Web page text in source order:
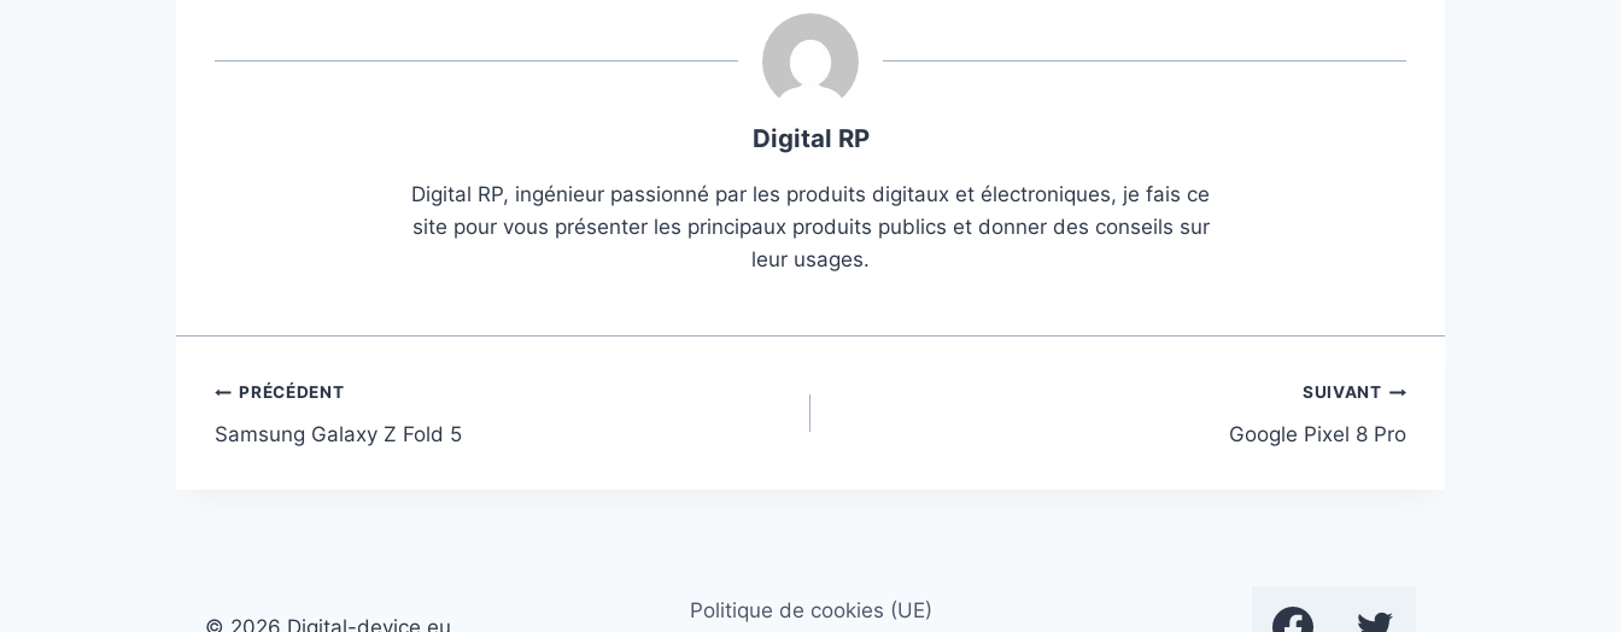
Digital RP
Digital RP, ingénieur passionné par les produits digitaux et électroniques, je fais ce
site pour vous présenter les principaux produits publics et donner des conseils sur
leur usages.
Navigation
de
PRÉCÉDENT
Samsung Galaxy Z Fold 5
SUIVANT
Google Pixel 8 Pro
© 2026 Digital-device.eu
Politique de cookies (UE)